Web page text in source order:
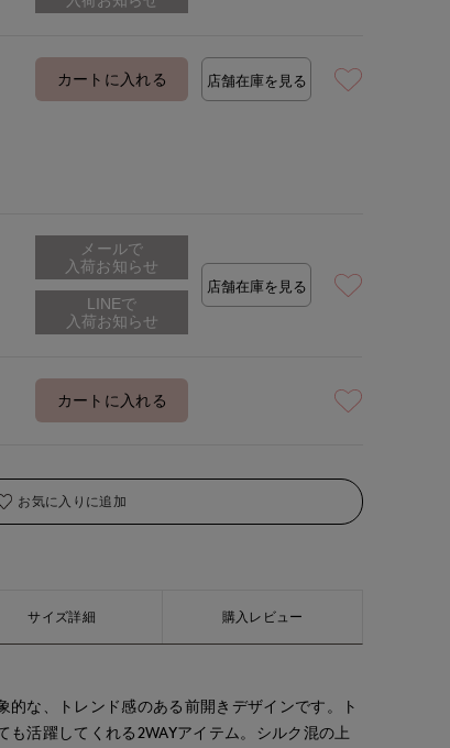
カートに入れる 店舗在庫を見る
メールで
入荷お知らせ
店舗在庫を見る
カートに入れる
お気に入りに追加
サイズ詳細 購入レビュー
的な、トレンド感のある前開きデザインです。ト
も活躍してくれる2WAYアイテム。シルク混の上